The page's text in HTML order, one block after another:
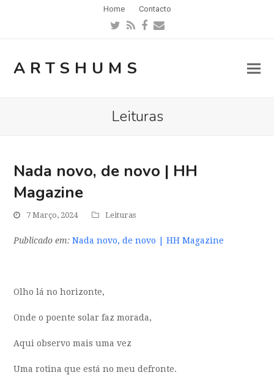
Home Contacto
Twitter
RSSFacebook
Email
ARTSHUMS
Leituras
Nada novo, de novo | HH
Magazine
7 Março, 2024 Leituras
Publicado em: Nada novo, de novo | HH Magazine
Olho lá no horizonte,
Onde o poente solar faz morada,
Aqui observo mais uma vez
Uma rotina que está no meu defronte.